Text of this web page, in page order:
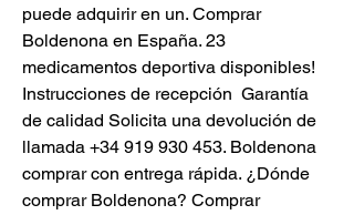
puede adquirir en un. Comprar
Boldenona en España. 23
medicamentos deportiva disponibles!
Instrucciones de recepción  Garantía
de calidad Solicita una devolución de
llamada +34 919 930 453. Boldenona
comprar con entrega rápida. ¿Dónde
comprar Boldenona? Comprar